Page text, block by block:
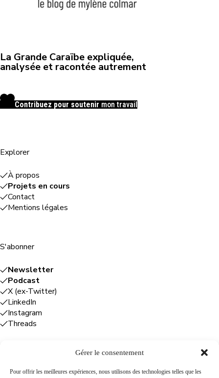
Gérer le consentement
Pour offrir les meilleures expériences, nous utilisons des technologies telles que les
La Grande Caraïbe expliquée,
analysée et racontée autrement
Contribuez pour soutenir mon travail
Explorer
À propos
Projets en cours
Contact
Mentions légales
S'abonner
Newsletter
Podcast
X (ex-Twitter)
LinkedIn
Instagram
Threads